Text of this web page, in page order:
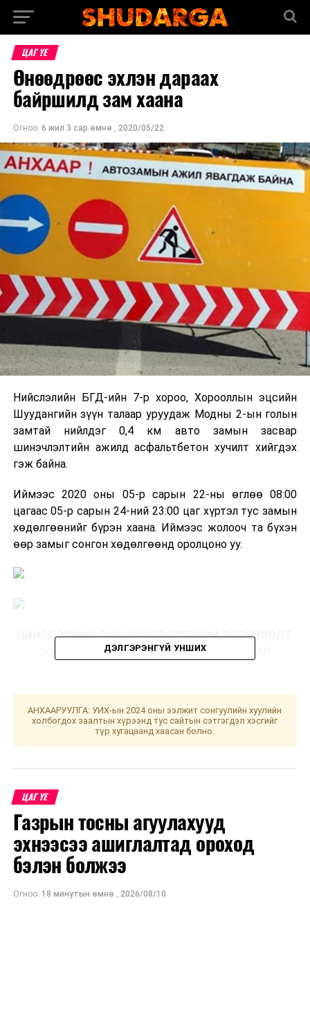
ЦАГ ҮЕ
Өнөөдрөөс эхлэн дараах
байршилд зам хаана
Огноо: 6 жил 3 сар.өмнө , 2020/05/22
Нийслэлийн БГД-ийн 7-р хороо, Хорооллын эцсийн
Шуудангийн зүүн талаар уруудаж Модны 2-ын голын
замтай нийлдэг 0,4 км авто замын засвар
шинэчлэлтийн ажилд асфальтбетон хучилт хийгдэх
гэж байна.
Иймээс 2020 оны 05-р сарын 22-ны өглөө 08:00
цагаас 05-р сарын 24-ний 23:00 цаг хүртэл тус замын
хөдөлгөөнийг бүрэн хаана. Иймээс жолооч та бүхэн
өөр замыг сонгон хөдөлгөөнд оролцоно уу.
НИЙСЛЭЛИЙН ЗАМЫН ХӨДӨЛГӨНИЙ ТӨЛӨВЛӨЛТ,
ЗОХИЦУУЛАЛТ, ИНЖЕНЕРЧЛЭЛИЙН ГАЗАР
ДАРААХ МЭДЭЭ
Хар ялаа устгалыг нийтийн эзэмшлийн 17 байршилд
боловсруулж ашиглана
ДЭЛГЭРЭНГҮЙ УНШИХ
АНХААРУУЛГА: УИХ-ын 2024 оны ээлжит сонгуулийн хуулийн
холбогдох заалтын хүрээнд тус сайтын сэтгэгдэл хэсгийг
түр хугацаанд хаасан болно.
ЦАГ ҮЕ
Газрын тосны агуулахууд
эхнээсээ ашиглалтад ороход
бэлэн болжээ
Огноо: 18 минутын өмнө , 2026/08/10